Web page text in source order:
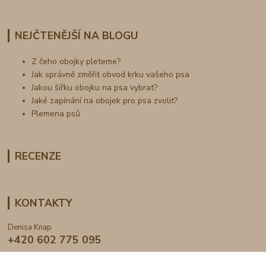
NEJČTENĚJŠÍ NA BLOGU
Z čeho obojky pleteme?
Jak správně změřit obvod krku vašeho psa
Jakou šířku obojku na psa vybrat?
Jaké zapínání na obojek pro psa zvolit?
Plemena psů
RECENZE
KONTAKTY
Denisa Knap
+420 602 775 095